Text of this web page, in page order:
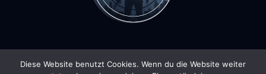
Diese Website benutzt Cookies. Wenn du die Website weiter